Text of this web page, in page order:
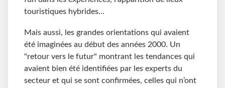
touristiques hybrides…
Mais aussi, les grandes orientations qui avaient
été imaginées au début des années 2000. Un
"retour vers le futur" montrant les tendances qui
avaient bien été identifiées par les experts du
secteur et qui se sont confirmées, celles qui n’ont